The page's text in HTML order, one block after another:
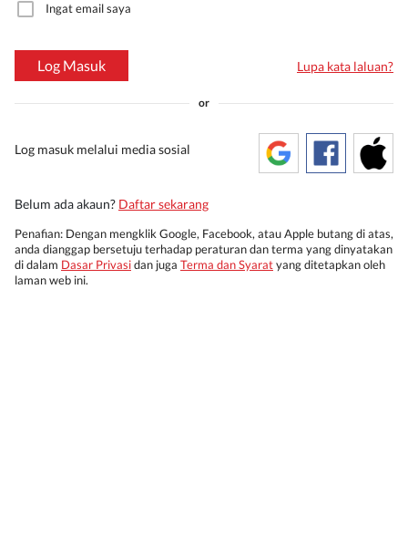
Ingat email saya
Log Masuk Lupa kata laluan?
or
Log masuk melalui media sosial
Belum ada akaun? Daftar sekarang
Penafian: Dengan mengklik Google, Facebook, atau Apple butang di atas,
anda dianggap bersetuju terhadap peraturan dan terma yang dinyatakan
di dalam Dasar Privasidan juga Terma dan Syaratyang ditetapkan oleh
laman web ini.